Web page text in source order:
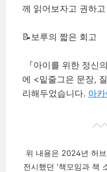
께 읽어보자고 권하
📝보루의 짧은 회고
『아이를 위한 정신
에 <밑줄그은 문장,
리해두었습니다. 아
위 내용은 2024년 허
전시했던 '책모임과 책